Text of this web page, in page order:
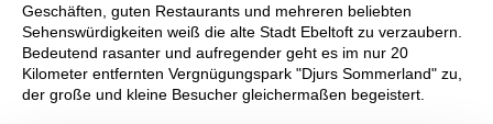
Geschäften, guten Restaurants und mehreren beliebten
Sehenswürdigkeiten weiß die alte Stadt Ebeltoft zu verzaubern.
Bedeutend rasanter und aufregender geht es im nur 20
Kilometer entfernten Vergnügungspark "Djurs Sommerland" zu,
der große und kleine Besucher gleichermaßen begeistert.